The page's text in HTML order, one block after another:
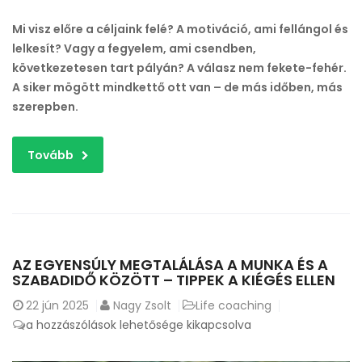
Mi visz előre a céljaink felé? A motiváció, ami fellángol és
lelkesít? Vagy a fegyelem, ami csendben,
következetesen tart pályán? A válasz nem fekete-fehér.
A siker mögött mindkettő ott van – de más időben, más
szerepben.
Tovább
AZ EGYENSÚLY MEGTALÁLÁSA A MUNKA ÉS A
SZABADIDŐ KÖZÖTT – TIPPEK A KIÉGÉS ELLEN
22 jún 2025 Nagy Zsolt
Life coaching
Az
a hozzászólások lehetősége kikapcsolva